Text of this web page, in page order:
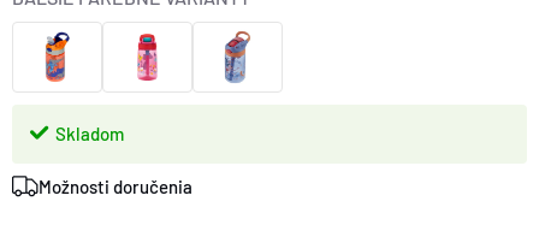
ako vekom nahor.
Skladom
Možnosti doručenia